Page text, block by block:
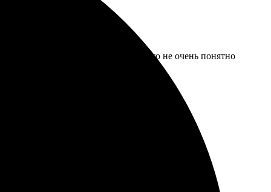
Но за упаковку взяли отдельно, это не очень понятно
Сборка книги порадовала качеством.